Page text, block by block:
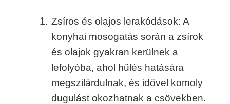
Zsíros és olajos lerakódások: A
konyhai mosogatás során a zsírok
és olajok gyakran kerülnek a
lefolyóba, ahol hűlés hatására
megszilárdulnak, és idővel komoly
dugulást okozhatnak a csövekben.